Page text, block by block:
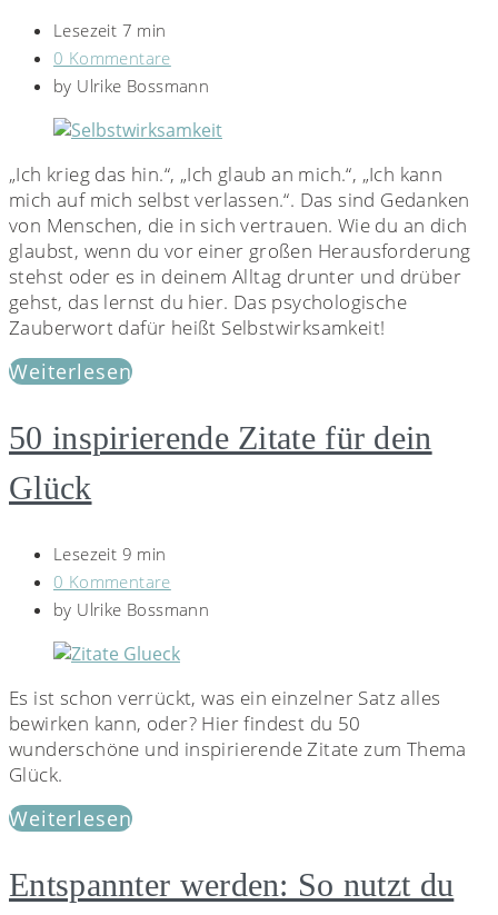
Lesezeit 7 min
0 Kommentare
by Ulrike Bossmann
„Ich krieg das hin.“, „Ich glaub an mich.“, „Ich kann
mich auf mich selbst verlassen.“. Das sind Gedanken
von Menschen, die in sich vertrauen. Wie du an dich
glaubst, wenn du vor einer großen Herausforderung
stehst oder es in deinem Alltag drunter und drüber
gehst, das lernst du hier. Das psychologische
Zauberwort dafür heißt Selbstwirksamkeit!
Weiterlesen
50 inspirierende Zitate für dein
Glück
Lesezeit 9 min
0 Kommentare
by Ulrike Bossmann
Es ist schon verrückt, was ein einzelner Satz alles
bewirken kann, oder? Hier findest du 50
wunderschöne und inspirierende Zitate zum Thema
Glück.
Weiterlesen
Entspannter werden: So nutzt du